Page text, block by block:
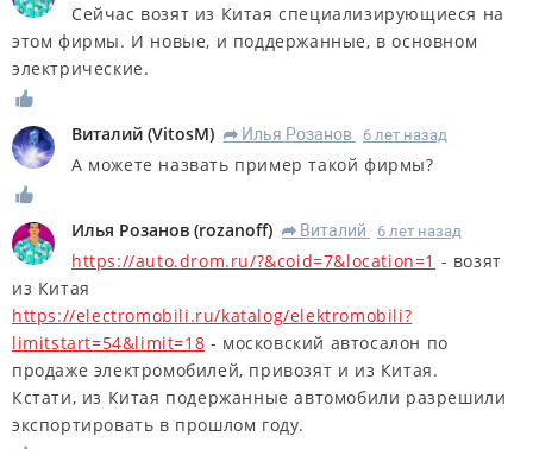
Сейчас возят из Китая специализирующиеся на
этом фирмы. И новые, и поддержанные, в основном
электрические.
Виталий (VitosM) R Илья Розанов 6 лет назад
А можете назвать пример такой фирмы?
Илья Розанов (rozanoff) R Виталий 6 лет назад
https://auto.drom.ru/?&coid=7&location=1 - возят
из Китая
https://electromobili.ru/katalog/elektromobili?
limitstart=54&limit=18 - московский автосалон по
продаже электромобилей, привозят и из Китая.
Кстати, из Китая подержанные автомобили разрешили
экспортировать в прошлом году.